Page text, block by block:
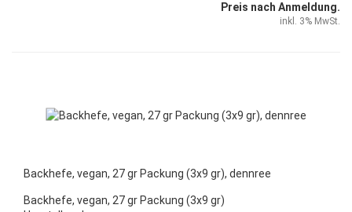
Preis nach Anmeldung.
inkl. 3% MwSt.
Backhefe, vegan, 27 gr Packung (3x9 gr), dennree
Backhefe, vegan, 27 gr Packung (3x9 gr)